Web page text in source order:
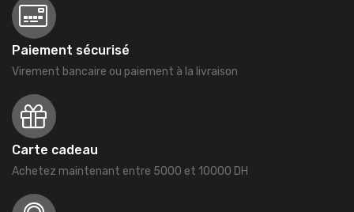
Paiement sécurisé
Virement bancaire ou paiement à la livraison
Carte cadeau
Achetez maintenant entre 5000 et 10000 DH